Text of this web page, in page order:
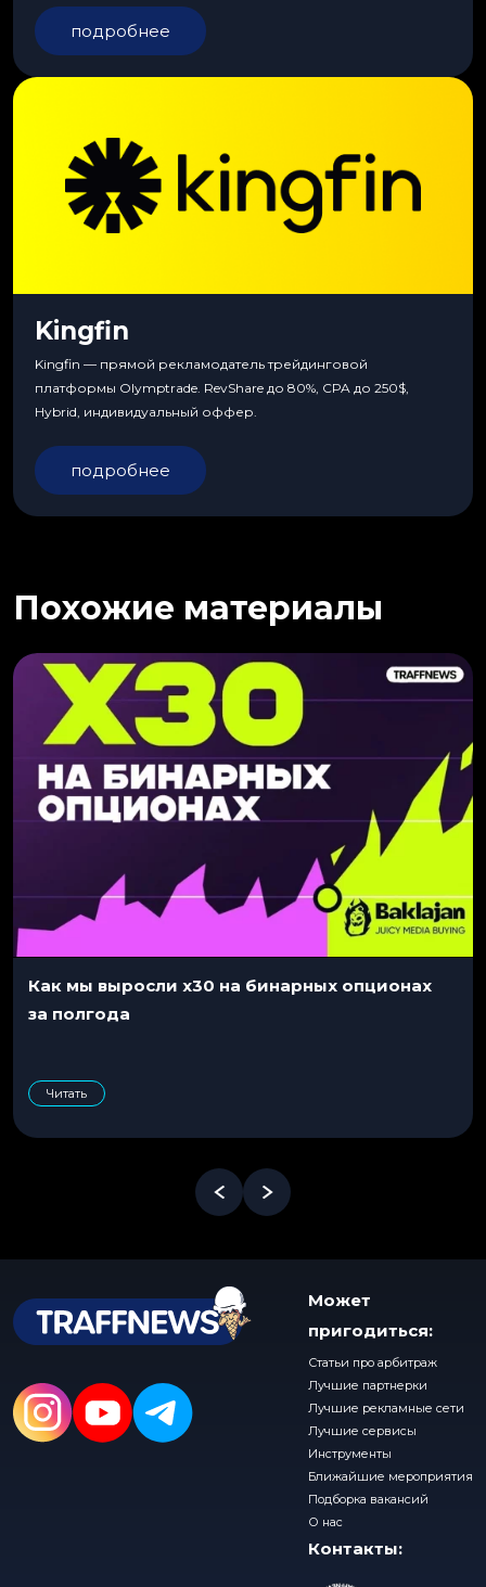
подробнее
Kingfin
Kingfin — прямой рекламодатель трейдинговой
платформы Olymptrade. RevShare до 80%, CPA до 250$,
Hybrid, индивидуальный оффер.
подробнее
Похожие материалы
Как мы выросли x30 на бинарных опционах
за полгода
Читать
Может
пригодиться:
Статьи про арбитраж
Лучшие партнерки
Лучшие рекламные сети
Лучшие сервисы
Инструменты
Ближайшие мероприятия
Подборка вакансий
О нас
Контакты: